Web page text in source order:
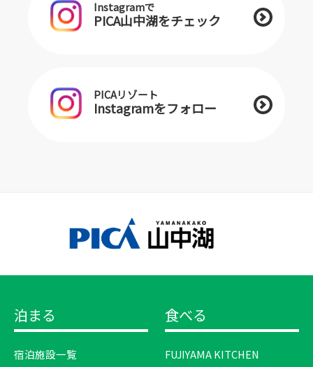
Instagramで
PICA山中湖をチェック
PICAリゾート
Instagramをフォロー
泊まる
宿泊施設一覧
食べる
FUJIYAMA KITCHEN